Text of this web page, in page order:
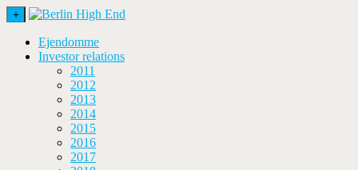
+
Ejendomme
Investor relations
2011
2012
2013
2014
2015
2016
2017